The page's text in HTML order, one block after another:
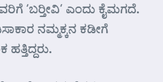
‘ಬರ್‍ತೀವಿ’ ಎಂದು ಕೈಮಗದೆ.
ನಮ್ಮಕ್ಕನ ಕಡೀಗೆ